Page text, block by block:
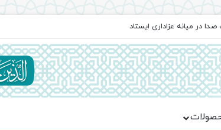
در میانه عزاداری ایستاد